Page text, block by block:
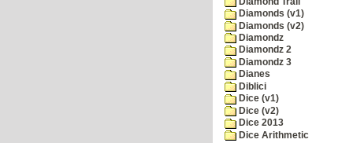
Diamonds (v1)
Diamonds (v2)
Diamondz
Diamondz 2
Diamondz 3
Dianes
Diblici
Dice (v1)
Dice (v2)
Dice 2013
Dice Arithmetic